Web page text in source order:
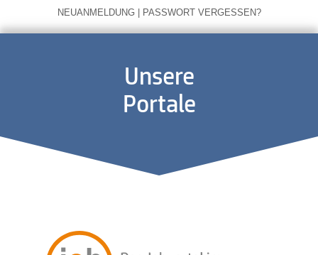
NEUANMELDUNG | PASSWORT VERGESSEN?
Unsere
Portale